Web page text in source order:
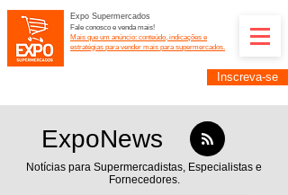
Expo Supermercados
Fale conosco e venda mais!
Mais que um anúncio: conteúdo, indicações e
estratégias para vender mais para supermercados.
Inscreva-se
ExpoNews
Notícias para Supermercadistas, Especialistas e
Fornecedores.